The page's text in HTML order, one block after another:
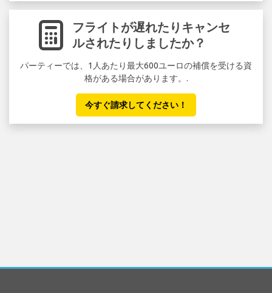
フライトが遅れたりキャンセ
ルされたりしましたか？
パーティーでは、1人あたり最大600ユーロの補償を受ける資
格がある場合があります。.
今すぐ請求してください！